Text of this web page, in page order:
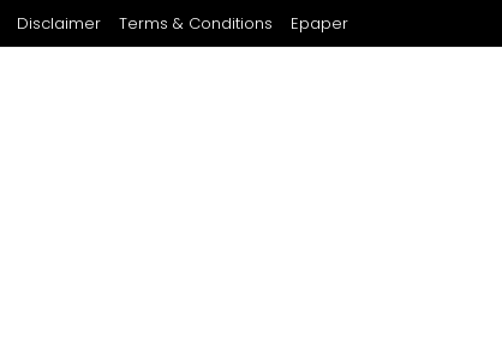
Disclaimer Terms & Conditions Epaper